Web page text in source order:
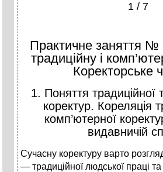
1 / 7
Практичне заняття №
традиційну і
Коректорське
1. Поняття традиційної
коректур. Кореляція
комп’ютерної
видавничій
Сучасну коректуру варто
— традиційної людської праці